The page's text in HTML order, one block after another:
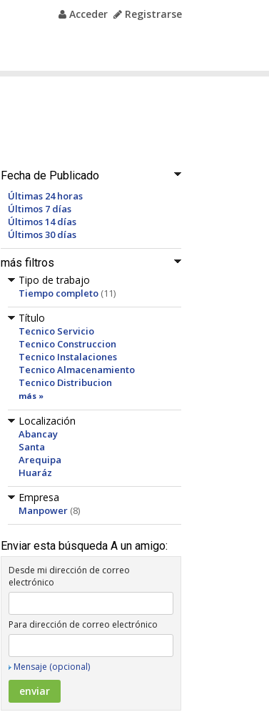
Acceder Registrarse
Fecha de Publicado
Últimas 24 horas
Últimos 7 días
Últimos 14 días
Últimos 30 días
más filtros
Tipo de trabajo
Tiempo completo (11)
Título
Tecnico Servicio
Tecnico Construccion
Tecnico Instalaciones
Tecnico Almacenamiento
Tecnico Distribucion
más »
Localización
Abancay
Santa
Arequipa
Huaráz
Empresa
Manpower (8)
Enviar esta búsqueda A un amigo:
Desde mi dirección de correo
electrónico
Para dirección de correo electrónico
Mensaje (opcional)